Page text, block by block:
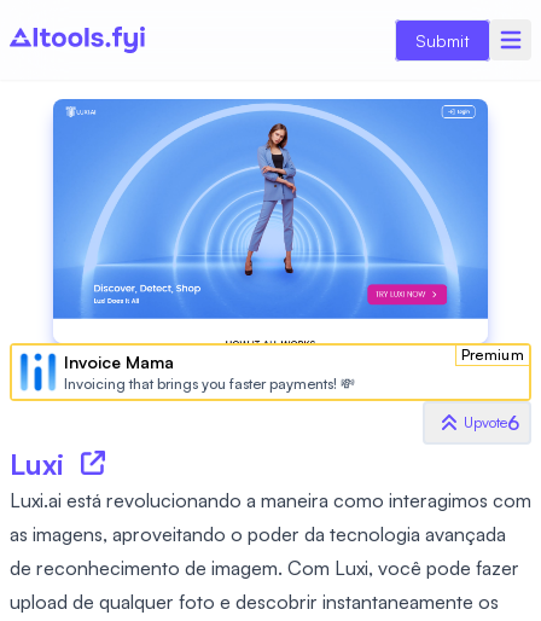
Submit
Premium
Invoice Mama
Invoicing that brings you faster payments! 💸
Upvote6
Luxi
Luxi.ai está revolucionando a maneira como interagimos com
as imagens, aproveitando o poder da tecnologia avançada
de reconhecimento de imagem. Com Luxi, você pode fazer
upload de qualquer foto e descobrir instantaneamente os